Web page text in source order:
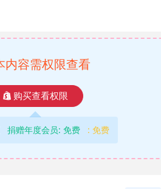
内容需权限查看
购买查看权限
捐赠年度会员: 免费 : 免费